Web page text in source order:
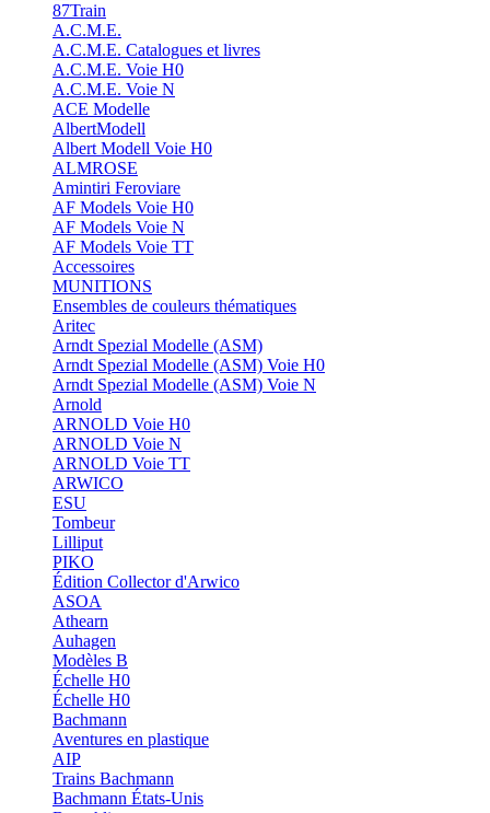
87Train
A.C.M.E.
A.C.M.E. Catalogues et livres
A.C.M.E. Voie H0
A.C.M.E. Voie N
ACE Modelle
AlbertModell
Albert Modell Voie H0
ALMROSE
Amintiri Feroviare
AF Models Voie H0
AF Models Voie N
AF Models Voie TT
Accessoires
MUNITIONS
Ensembles de couleurs thématiques
Aritec
Arndt Spezial Modelle (ASM)
Arndt Spezial Modelle (ASM) Voie H0
Arndt Spezial Modelle (ASM) Voie N
Arnold
ARNOLD Voie H0
ARNOLD Voie N
ARNOLD Voie TT
ARWICO
ESU
Tombeur
Lilliput
PIKO
Édition Collector d'Arwico
ASOA
Athearn
Auhagen
Modèles B
Échelle H0
Échelle H0
Bachmann
Aventures en plastique
AIP
Trains Bachmann
Bachmann États-Unis